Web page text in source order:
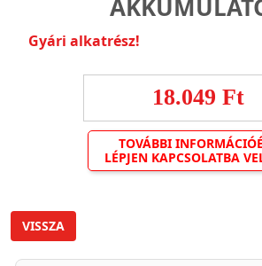
Gyári alkatrész!
18.049 Ft
TOVÁBBI
LÉPJEN KAPCSOLATBA
VISSZA